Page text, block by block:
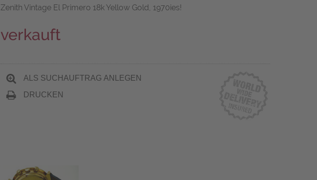
Zenith Vintage El Primero 18k Yellow Gold, 1970ies!
verkauft
ALS SUCHAUFTRAG ANLEGEN
DRUCKEN